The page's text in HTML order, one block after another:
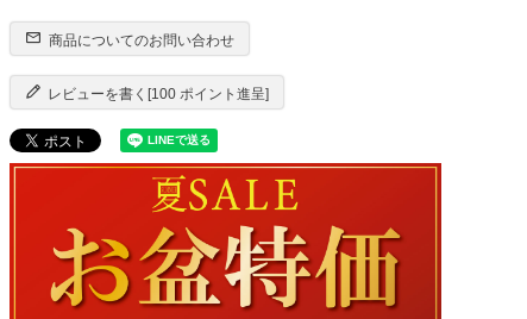
商品についてのお問い合わせ
レビューを書く[100 ポイント進呈]